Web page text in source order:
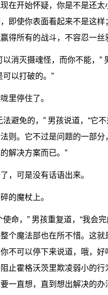
在开始怀疑，你是不是还太
即使你表面看起来不是这样
得所有的战斗，不容忍一丝
消灭摄魂怪，而你不能，”
可以打破的。”
里停住了。
法避免的，” 男孩说道，“它
则。它不过是问题的一部分
解决方案而已。”
，可是没有话语出来。
的魔杖上。
使命，” 男孩重复道，“我会
个魔法部也在所不惜。这就
不可以停下来说道，哦，好
止霍格沃茨里欺凌弱小的行
一直想，直到想出解决的办